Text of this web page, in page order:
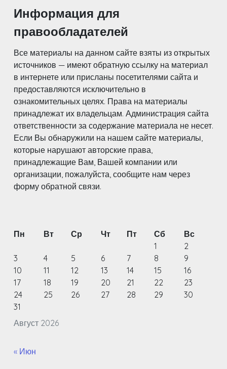
Информация для
правообладателей
Все материалы на данном сайте взяты из открытых
источников — имеют обратную ссылку на материал
в интернете или присланы посетителями сайта и
предоставляются исключительно в
ознакомительных целях. Права на материалы
принадлежат их владельцам. Администрация сайта
ответственности за содержание материала не несет.
Если Вы обнаружили на нашем сайте материалы,
которые нарушают авторские права,
принадлежащие Вам, Вашей компании или
организации, пожалуйста, сообщите нам через
форму обратной связи.
Август 2026
Пн Вт Ср Чт Пт Сб
Вс
1
2
3
4 5 6 7 8
9
10
11 12 13 14 15
16
17
18 19 20 21 22
23
24
25 26 27 28 29
30
31
« Июн